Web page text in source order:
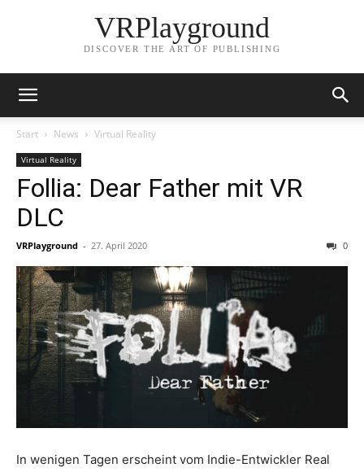
VRPlayground
DISCOVER THE ART OF PUBLISHING
Start News Virtual Reality
Virtual Reality
Follia: Dear Father mit VR
DLC
VRPlayground - 27. April 2020 0
In wenigen Tagen erscheint vom Indie-Entwickler Real